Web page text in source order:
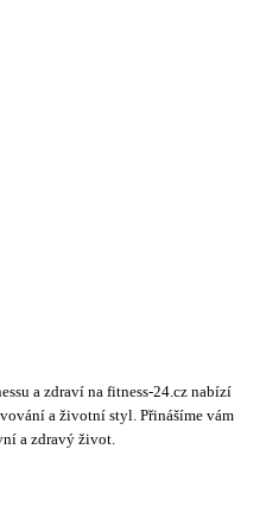
a zdraví na fitness-24.cz nabízí
a životní styl. Přinášíme vám
a zdravý život.